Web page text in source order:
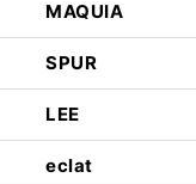
MAQUIA
SPUR
LEE
eclat